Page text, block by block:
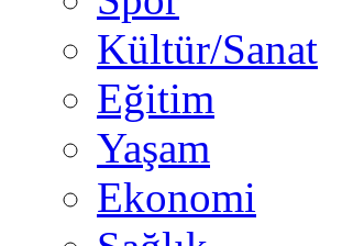
Kültür/Sanat
Eğitim
Yaşam
Ekonomi